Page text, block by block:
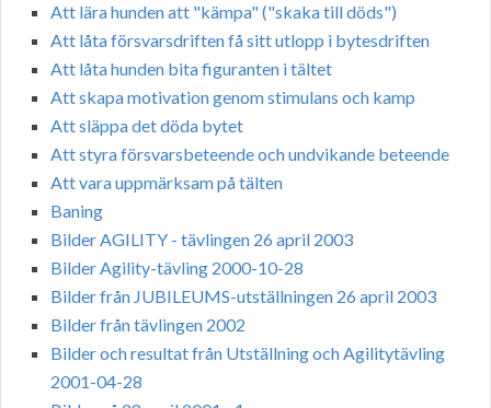
Att lära hunden att "kämpa" ("skaka till döds")
Att låta försvarsdriften få sitt utlopp i bytesdriften
Att låta hunden bita figuranten i tältet
Att skapa motivation genom stimulans och kamp
Att släppa det döda bytet
Att styra försvarsbeteende och undvikande beteende
Att vara uppmärksam på tälten
Baning
Bilder AGILITY - tävlingen 26 april 2003
Bilder Agility-tävling 2000-10-28
Bilder från JUBILEUMS-utställningen 26 april 2003
Bilder från tävlingen 2002
Bilder och resultat från Utställning och Agilitytävling
2001-04-28